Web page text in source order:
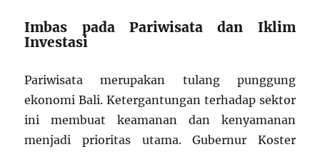
Imbas pada Pariwisata dan Iklim
Investasi
Pariwisata merupakan tulang punggung
ekonomi Bali. Ketergantungan terhadap sektor
ini membuat keamanan dan kenyamanan
menjadi prioritas utama. Gubernur Koster